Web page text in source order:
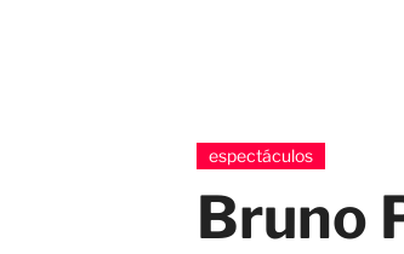
espectáculos
Bruno